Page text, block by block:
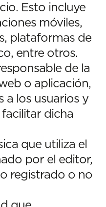
Esto incluye
móviles,
plataformas de
entre otros.
de la
o aplicación,
a los usuarios y
dicha
que utiliza el
por el editor,
registrado o no